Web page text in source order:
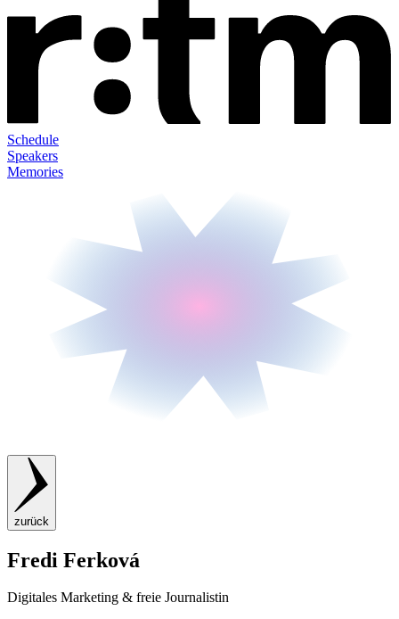
Schedule
Speakers
Memories
zurück
Fredi Ferková
Digitales Marketing & freie Journalistin